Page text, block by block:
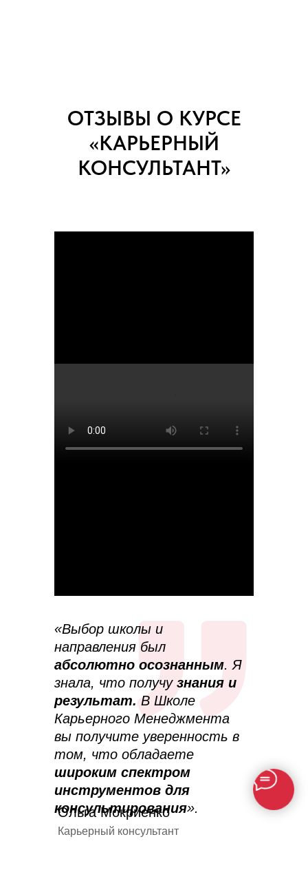
ОТЗЫВЫ О КУРСЕ
«КАРЬЕРНЫЙ
КОНСУЛЬТАНТ»
Ольга Мокриенко
«Выбор школы и
направления был
абсолютно осознанным. Я
знала, что получу знания и
результат. В Школе
Карьерного Менеджмента
вы получите уверенность в
том, что обладаете
широким спектром
инструментов для
консультирования».
Карьерный консультант